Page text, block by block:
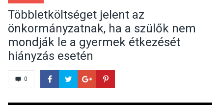
Többletköltséget jelent az
önkormányzatnak, ha a szülők nem
mondják le a gyermek étkezését
hiányzás esetén
0